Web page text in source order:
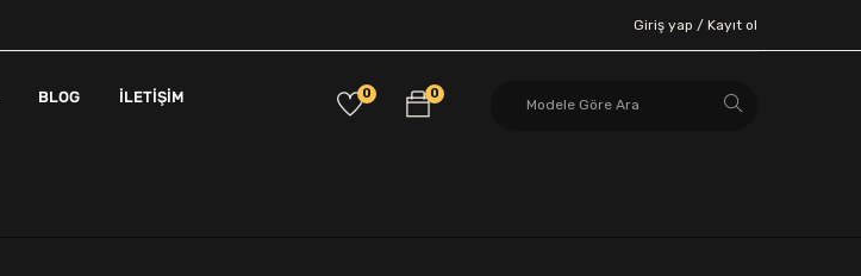
Giriş yap / Kayıt ol
BLOG İLETIŞIM 0
0